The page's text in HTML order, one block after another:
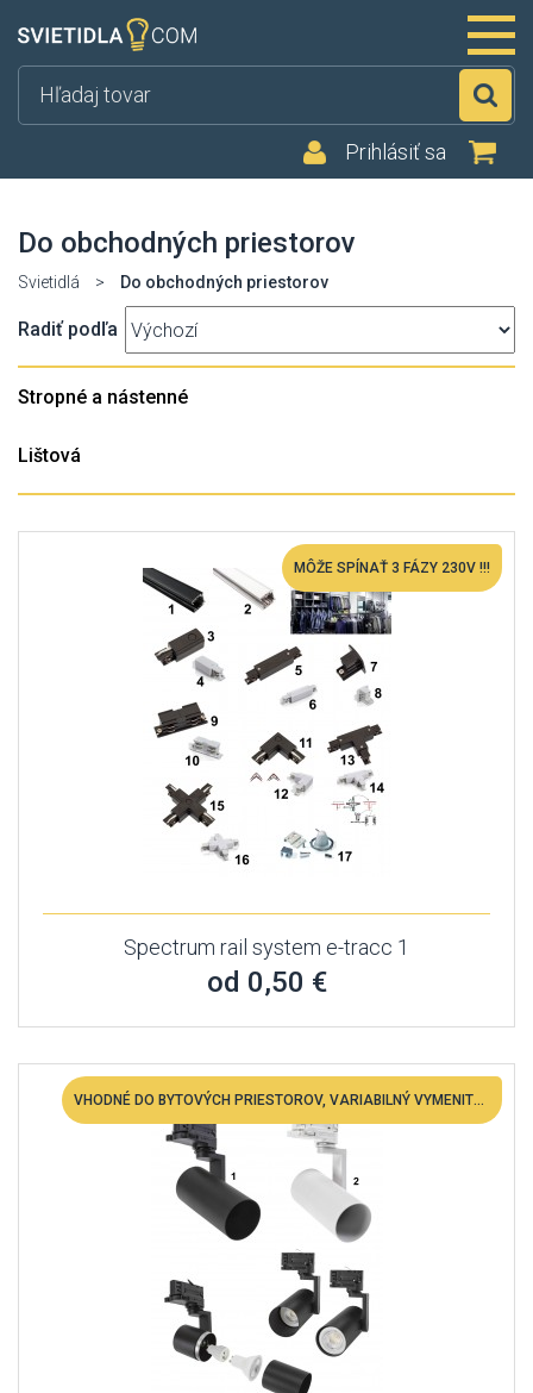
Prihlásiť sa
Do obchodných priestorov
Svietidlá > Do obchodných priestorov
Radiť podľa
Stropné a nástenné
Lištová
MÔŽE SPÍNAŤ 3 FÁZY 230V !!!
Spectrum rail system e-tracc 1
od 0,50 €
VHODNÉ DO BYTOVÝCH PRIESTOROV, VARIABILNÝ VYMENITEĽNÁ LED